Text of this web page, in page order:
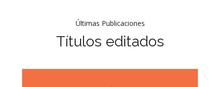
Últimas Publicaciones
Títulos editados